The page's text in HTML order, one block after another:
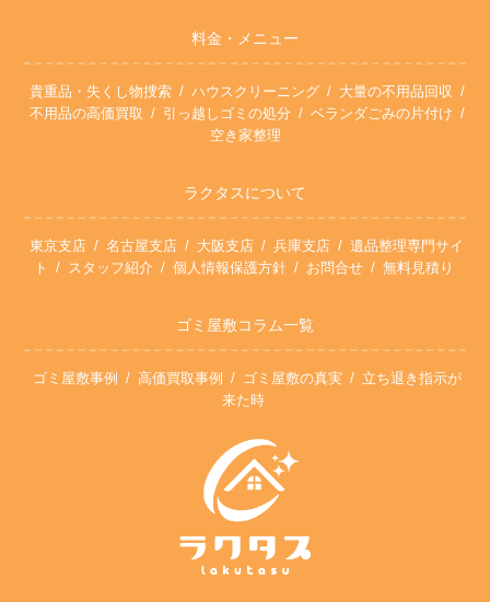
料金・メニュー
貴重品・失くし物捜索 ハウスクリーニング
大量の不用品回収
不用品の高価買取
引っ越しゴミの処分
ベランダごみの片付け
空き家整理
ラクタスについて
東京支店 名古屋支店 大阪支店 兵庫支店
遺品整理専門サイ
ト
スタッフ紹介 個人情報保護方針 お問合せ 無料見積り
ゴミ屋敷コラム一覧
ゴミ屋敷事例 高価買取事例 ゴミ屋敷の真実
立ち退き指示が
来た時